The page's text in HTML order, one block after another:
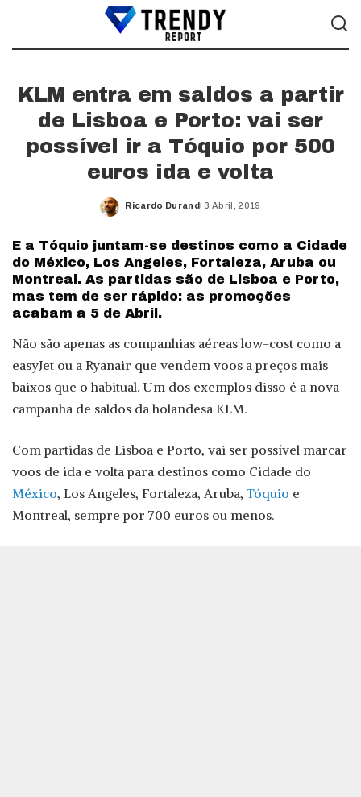
KLM entra em saldos a partir
de Lisboa e Porto: vai ser
possível ir a Tóquio por 500
euros ida e volta
Posted
Ricardo Durand 3 Abril, 2019
E a Tóquio juntam-se destinos como a Cidade
do México, Los Angeles, Fortaleza, Aruba ou
Montreal. As partidas são de Lisboa e Porto,
mas tem de ser rápido: as promoções
acabam a 5 de Abril.
Não são apenas as companhias aéreas low-cost como a
easyJet ou a Ryanair que vendem voos a preços mais
baixos que o habitual. Um dos exemplos disso é a nova
campanha de saldos da holandesa KLM.
Com partidas de Lisboa e Porto, vai ser possível marcar
voos de ida e volta para destinos como Cidade do
México, Los Angeles, Fortaleza, Aruba, Tóquio e
Montreal, sempre por 700 euros ou menos.